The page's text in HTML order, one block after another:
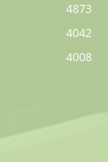
4873
4042
4008